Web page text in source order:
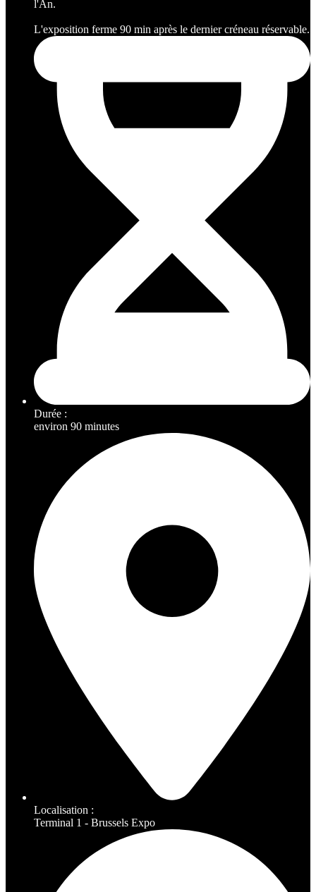
l'An.
L'exposition ferme 90 min après le dernier créneau réservable.
Durée :
environ 90 minutes
Localisation :
Terminal 1 - Brussels Expo